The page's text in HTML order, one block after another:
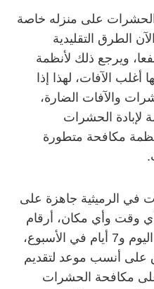
على منزله خاصة
الطرق التقليدية
ويرجع ذلك لأنظمة
أغلب الآفات، لهذا إذا
والآفات الضارة،
لإبادة الحشرات
مكافحة متطورة
الرميثية جاهزة على
أي وقت وأي مكان، أرقام
الشركة متاحة 24 ساعة في اليوم و7 أيام في الأسبوع،
على أنسب موعد لتقديم
على مكافحة الحشرات